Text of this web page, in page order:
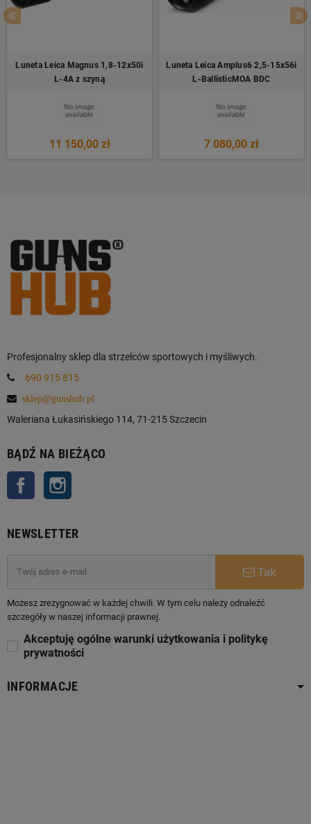
Luneta Leica Magnus 1,8-12x50i
L-4A z szyną
11 150,00 zł
Luneta Leica Amplus6 2,5-15x56i
L-BallisticMOA BDC
7 080,00 zł
Profesjonalny sklep dla strzelców sportowych i myśliwych.
690 915 815
sklep@gunshub.pl
Waleriana Łukasińskiego 114, 71-215 Szczecin
BĄDŹ NA BIEŻĄCO
Facebook
NEWSLETTER
Tak
Możesz zrezygnować w każdej chwili. W tym celu należy odnaleźć
szczegóły w naszej informacji prawnej.
Akceptuję ogólne warunki użytkowania i politykę
prywatności
INFORMACJE